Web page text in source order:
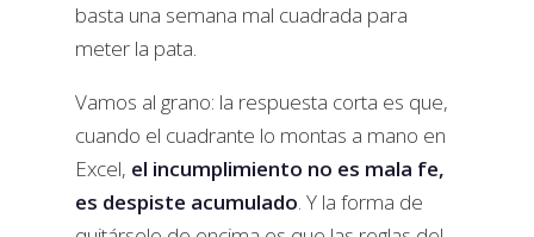
basta una semana mal cuadrada para
meter la pata.
Vamos al grano: la respuesta corta es que,
cuando el cuadrante lo montas a mano en
Excel, el incumplimiento no es mala fe,
es despiste acumulado. Y la forma de